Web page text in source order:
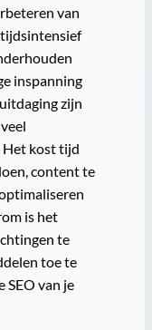
van
tijdsintensief
inspanning
zijn
kost tijd
content te
is het
te
toe te
SEO van je